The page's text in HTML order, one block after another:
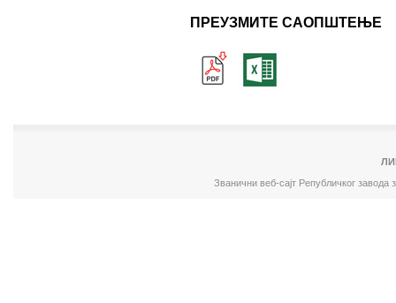
ПРЕУЗМИТЕ САОПШТЕЊЕ
Званични веб-сајт Републичког